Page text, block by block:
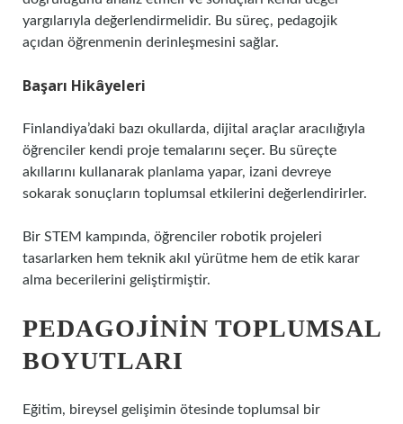
yargılarıyla değerlendirmelidir. Bu süreç, pedagojik
açıdan öğrenmenin derinleşmesini sağlar.
Başarı Hikâyeleri
Finlandiya’daki bazı okullarda, dijital araçlar aracılığıyla
öğrenciler kendi proje temalarını seçer. Bu süreçte
akıllarını kullanarak planlama yapar, izani devreye
sokarak sonuçların toplumsal etkilerini değerlendirirler.
Bir STEM kampında, öğrenciler robotik projeleri
tasarlarken hem teknik akıl yürütme hem de etik karar
alma becerilerini geliştirmiştir.
PEDAGOJININ TOPLUMSAL
BOYUTLARI
Eğitim, bireysel gelişimin ötesinde toplumsal bir